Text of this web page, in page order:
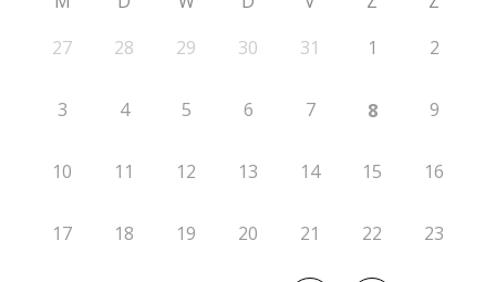
27
28 29 30 31 1 2
3 4 5 6 7 8 9
10 11 12 13 14 15 16
17 18 19 20 21 22 23